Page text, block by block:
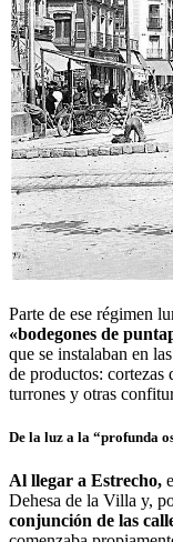
Parte de ese régimen
«bodegones de
que se instalaban en
de productos: cortezas
turrones y otras
De la luz a la “profunda
Al llegar a Estrecho,
Dehesa de la Villa y,
conjunción de las